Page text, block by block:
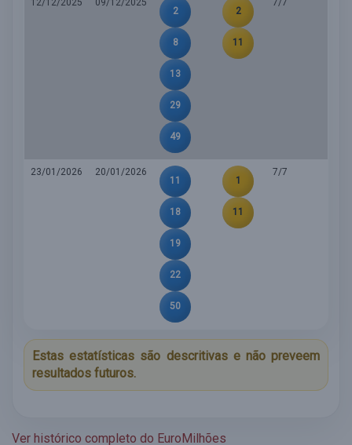
2
8
13
29
49
2
11
23/01/2026
20/01/2026
11
18
19
22
50
1
11
7/7
Estas estatísticas são descritivas e não preveem
resultados futuros.
Ver histórico completo do EuroMilhões